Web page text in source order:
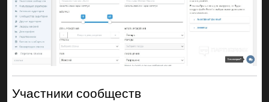
Участники сообществ